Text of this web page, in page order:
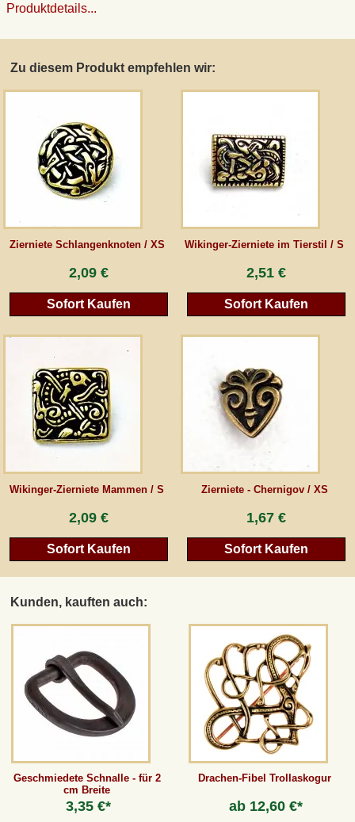
Produktdetails...
Zu diesem Produkt empfehlen wir:
Zierniete Schlangenknoten / XS
2,09 €
Sofort Kaufen
Wikinger-Zierniete im Tierstil / S
2,51 €
Sofort Kaufen
Wikinger-Zierniete Mammen / S
2,09 €
Sofort Kaufen
Zierniete - Chernigov / XS
1,67 €
Sofort Kaufen
Kunden, kauften auch:
Geschmiedete Schnalle - für 2
cm Breite
3,35 €*
Drachen-Fibel Trollaskogur
ab 12,60 €*
Widerrufsrecht
Anfertigung von Museumsrepliken
AGB
Gästebuch
Newsletter
Vertrag wiederrufen
*Alle Preise inkl. MwSt., inkl. Verpackungskosten, zggl. Versandkosten und zzgl.
eventueller Zölle (bei Nicht-EU-Ländern). Durchgestrichene Preise entsprechen dem
bisherigen Preis bei peraperis.com.
Zur klassischen Website